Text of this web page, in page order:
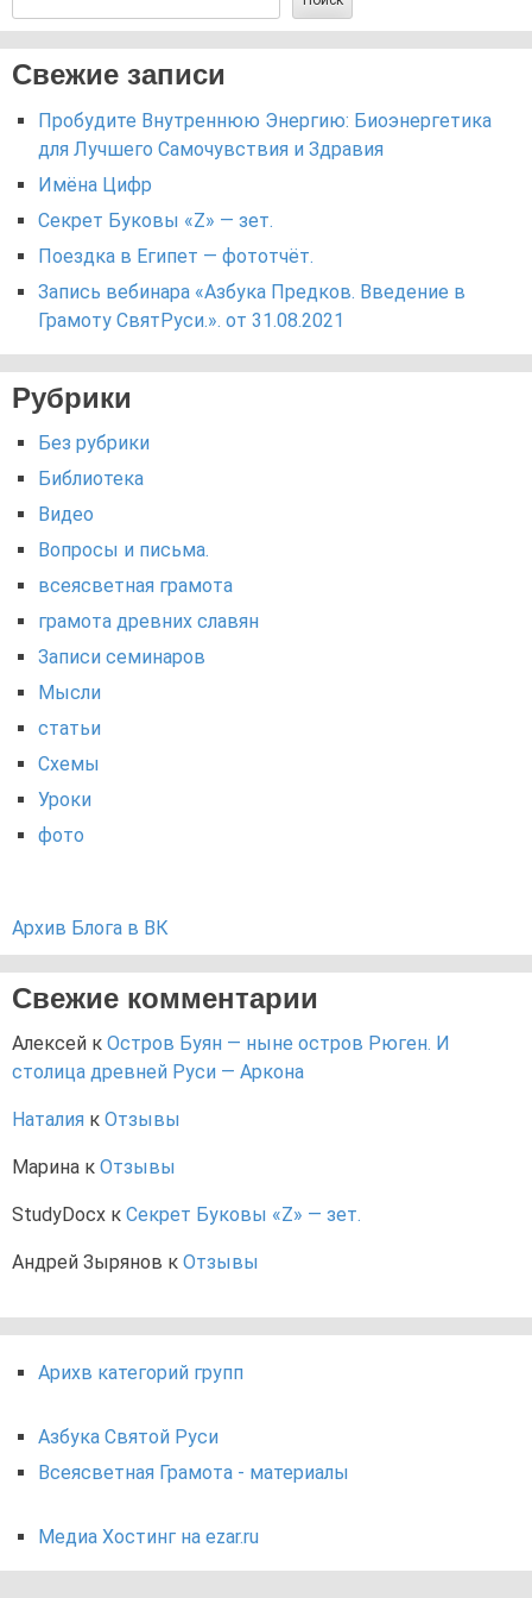
Свежие записи
Пробудите Внутреннюю Энергию: Биоэнергетика
для Лучшего Самочувствия и Здравия
Имёна Цифр
Секрет Буковы «Z» — зет.
Поездка в Египет — фототчёт.
Запись вебинара «Азбука Предков. Введение в
Грамоту СвятРуси.». от 31.08.2021
Рубрики
Без рубрики
Библиотека
Видео
Вопросы и письма.
всеясветная грамота
грамота древних славян
Записи семинаров
Мысли
статьи
Схемы
Уроки
фото
Архив Блога в ВК
Свежие комментарии
Алексей к Остров Буян — ныне остров Рюген. И
столица древней Руси — Аркона
Наталия к Отзывы
Марина к Отзывы
StudyDocx к Секрет Буковы «Z» — зет.
Андрей Зырянов к Отзывы
Арихв категорий групп
Азбука Святой Руси
Всеясветная Грамота - материалы
Медиа Хостинг на ezar.ru